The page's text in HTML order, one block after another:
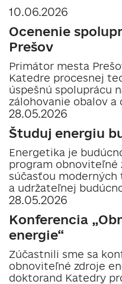
10.06.2026
Ocenenie
Prešov
Primátor mesta
Katedre procesnej
úspešnú spoluprácu
zálohovanie obalov a
prostredia...
28.05.2026
Študuj energiu
Energetika je
program obnoviteľné
súčasťou
a udržateľnej budúcnosti.
program, skvelé
28.05.2026
Konferencia
energie“
Zúčastnili sme sa
obnoviteľné zdroje
doktorand Katedry